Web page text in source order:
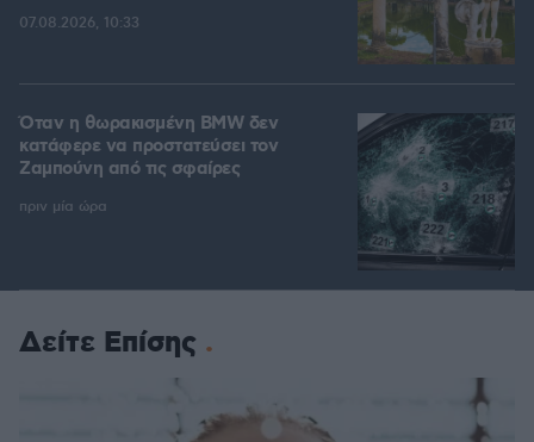
07.08.2026, 10:33
Όταν η θωρακισμένη BMW δεν
κατάφερε να προστατεύσει τον
Ζαμπούνη από τις σφαίρες
πριν μία ώρα
Δείτε Επίσης